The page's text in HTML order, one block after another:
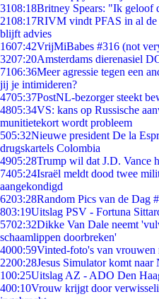
3108:18Britney Spears: "Ik geloof
2108:17RIVM vindt PFAS in al de
blijft advies
1607:42VrijMiBabes #316 (not
3207:20Amsterdams dierenasiel
7106:36Meer agressie tegen een
jij je intimideren?
4705:37PostNL-bezorger steekt
4805:34VS: kans op Russische
munitietekort wordt probleem
505:32Nieuwe president De la
drugskartels Colombia
4905:28Trump wil dat J.D. Vance
7405:24Israël meldt dood twee
aangekondigd
6203:28Random Pics van de Dag
803:19Uitslag PSV - Fortuna
5702:32Dikke Van Dale neemt
schaamlippen doorbreken'
4000:59Vinted-foto's van vrouwen
2200:28Jesus Simulator komt
100:25Uitslag AZ - ADO Den
400:10Vrouw krijgt door